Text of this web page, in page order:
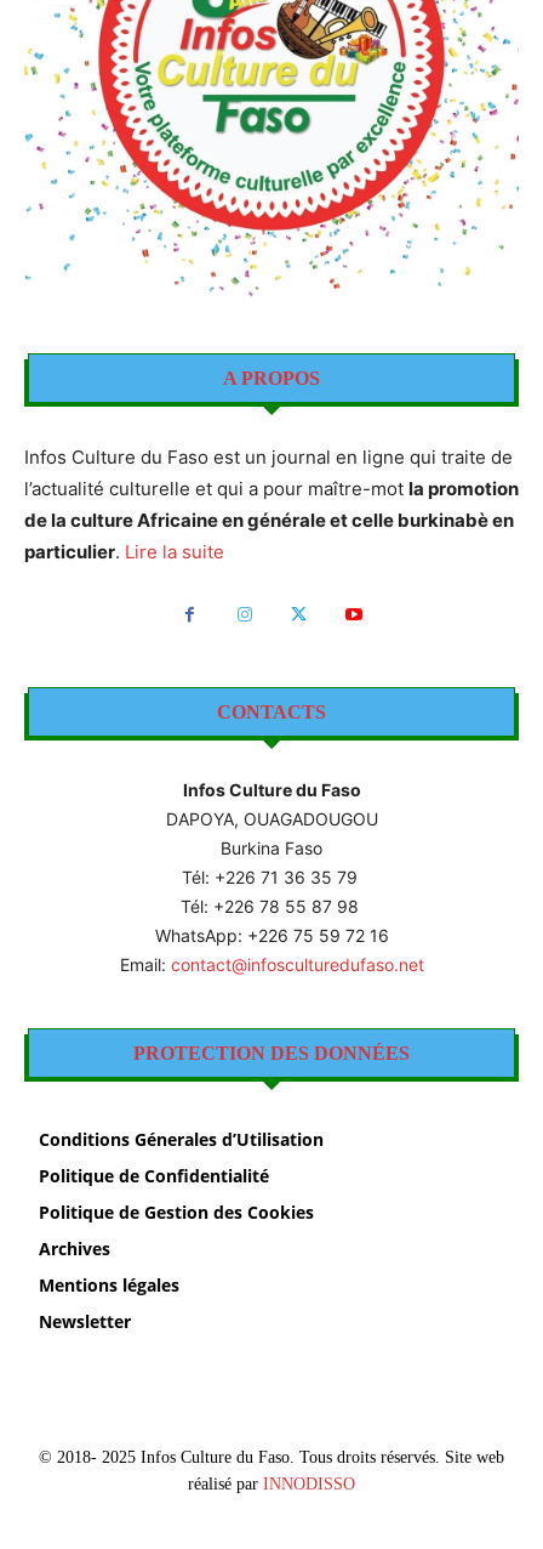
A PROPOS
Infos Culture du Faso est un journal en ligne qui traite de
l’actualité culturelle et qui a pour maître-mot la promotion
de la culture Africaine en générale et celle burkinabè en
particulier. Lire la suite
CONTACTS
Infos Culture du Faso
DAPOYA, OUAGADOUGOU
Burkina Faso
Tél: +226 71 36 35 79
Tél: +226 78 55 87 98
WhatsApp: +226 75 59 72 16
Email: contact@infosculturedufaso.net
PROTECTION DES DONNÉES
Conditions Génerales d’Utilisation
Politique de Confidentialité
Politique de Gestion des Cookies
Archives
Mentions légales
Newsletter
© 2018- 2025 Infos Culture du Faso. Tous droits réservés. Site web
réalisé par INNODISSO